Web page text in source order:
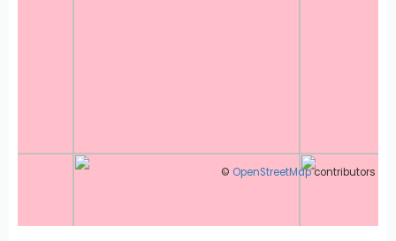
© OpenStreetMapcontributors